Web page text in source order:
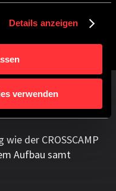
Details anzeigen
verwenden
5.4 DS
der CROSSCAMP
Aufbau samt